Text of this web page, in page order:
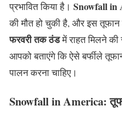
प्रभावित किया है। Snowfall in
की मौत हो चुकी है, और इस
फरवरी तक ठंडमें राहत मिलने
आपको बताएंगे कि ऐसे बर्फीले
पालन करना चाहिए।
Snowfall in America: